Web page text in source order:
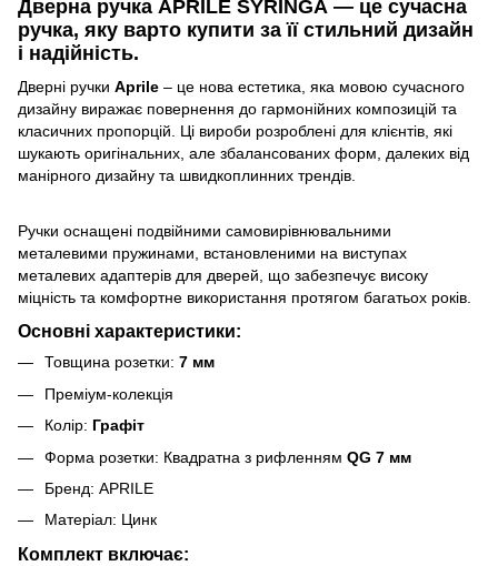
Дверна ручка APRILE SYRINGA — це сучасна
ручка, яку варто купити за її стильний дизайн
і надійність.
Дверні ручки Aprile – це нова естетика, яка мовою сучасного
дизайну виражає повернення до гармонійних композицій та
класичних пропорцій. Ці вироби розроблені для клієнтів, які
шукають оригінальних, але збалансованих форм, далеких від
манірного дизайну та швидкоплинних трендів.
Ручки оснащені подвійними самовирівнювальними
металевими пружинами, встановленими на виступах
металевих адаптерів для дверей, що забезпечує високу
міцність та комфортне використання протягом багатьох років.
Основні характеристики:
Товщина розетки: 7 мм
Преміум-колекція
Колір: Графіт
Форма розетки: Квадратна з рифленням QG 7 мм
Бренд: APRILE
Матеріал: Цинк
Комплект включає: